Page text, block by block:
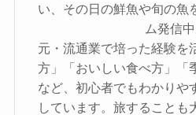
い、その日の鮮魚や旬の魚
ム発信中
元・流通業で培った経験を
方」「おいしい食べ方」「
など、初心者でもわかりや
しています。旅することも